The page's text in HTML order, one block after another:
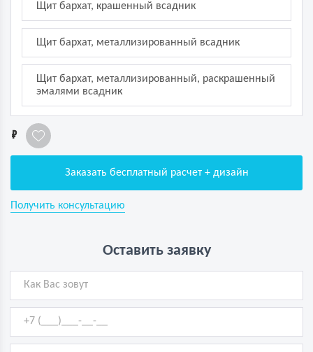
Щит бархат, крашенный всадник
Щит бархат, металлизированный всадник
Щит бархат, металлизированный, раскрашенный
эмалями всадник
1
Заказать бесплатный расчет + дизайн
Получить консультацию
Оставить заявку